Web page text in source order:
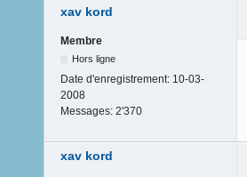
xav kord
Membre
Hors ligne
Date d'enregistrement: 10-03-
2008
Messages: 2'370
xav kord